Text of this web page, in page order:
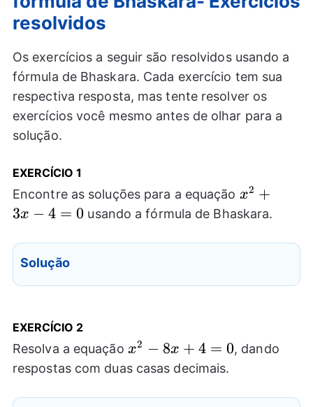
resolvidos
Os exercícios a seguir são resolvidos usando a
fórmula de Bhaskara. Cada exercício tem sua
respectiva resposta, mas tente resolver os
exercícios você mesmo antes de olhar para a
solução.
EXERCÍCIO 1
Encontre as soluções para a equação
4=0
x2 +
3x − 4 = 0 usando a fórmula de Bhaskara.
Solução
EXERCÍCIO 2
Resolva a equação x^2-
8x+4=0
x2 − 8x + 4 = 0, dando
respostas com duas casas decimais.